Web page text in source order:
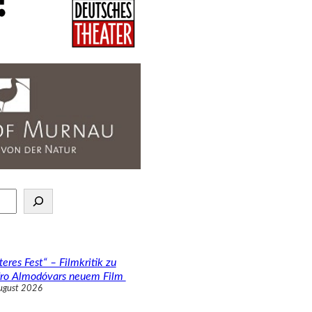
Fest“ – Filmkritik zu
Almodóvars neuem Film
2026